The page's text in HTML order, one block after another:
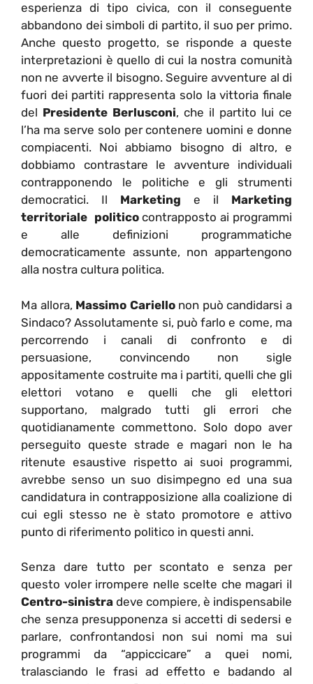
esperienza di tipo civica, con il conseguente
abbandono dei simboli di partito, il suo per primo.
Anche questo progetto, se risponde a queste
interpretazioni è quello di cui la nostra comunità
non ne avverte il bisogno. Seguire avventure al di
fuori dei partiti rappresenta solo la vittoria finale
del Presidente Berlusconi, che il partito lui ce
l’ha ma serve solo per contenere uomini e donne
compiacenti. Noi abbiamo bisogno di altro, e
dobbiamo contrastare le avventure individuali
contrapponendo le politiche e gli strumenti
democratici. Il Marketing e il Marketing
territoriale politicocontrapposto ai programmi
e alle definizioni programmatiche
democraticamente assunte, non appartengono
alla nostra cultura politica.
Ma allora, Massimo Cariellonon può candidarsi a
Sindaco? Assolutamente si, può farlo e come, ma
percorrendo i canali di confronto e di
persuasione, convincendo non sigle
appositamente costruite ma i partiti, quelli che gli
elettori votano e quelli che gli elettori
supportano, malgrado tutti gli errori che
quotidianamente commettono. Solo dopo aver
perseguito queste strade e magari non le ha
ritenute esaustive rispetto ai suoi programmi,
avrebbe senso un suo disimpegno ed una sua
candidatura in contrapposizione alla coalizione di
cui egli stesso ne è stato promotore e attivo
punto di riferimento politico in questi anni.
Senza dare tutto per scontato e senza per
questo voler irrompere nelle scelte che magari il
Centro-sinistra deve compiere, è indispensabile
che senza presupponenza si accetti di sedersi e
parlare, confrontandosi non sui nomi ma sui
programmi da “appiccicare” a quei nomi,
tralasciando le frasi ad effetto e badando al